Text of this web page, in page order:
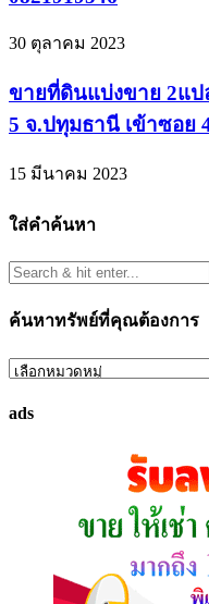
30 ตุลาคม 2023
ขายที่ดินแบ่งขาย 2แป
5 จ.ปทุมธานี เข้าซอย
15 มีนาคม 2023
ใส่คำค้นหา
ค้นหาทรัพย์ที่คุณต้องการ
ค้นหา
ที่
ads